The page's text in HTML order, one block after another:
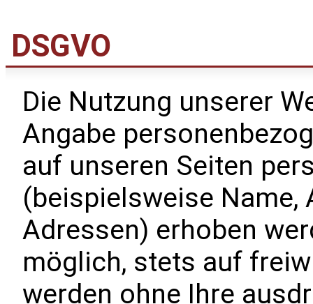
DSGVO
Die Nutzung unserer
Angabe
auf unseren Seiten
(beispielsweise
Adressen) erhoben
möglich, stets auf
werden ohne Ihre